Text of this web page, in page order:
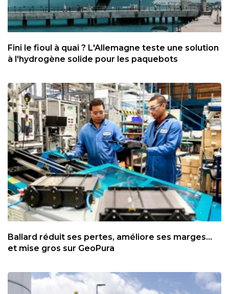
Fini le fioul à quai ? L'Allemagne teste une solution
à l'hydrogène solide pour les paquebots
Ballard réduit ses pertes, améliore ses marges...
et mise gros sur GeoPura